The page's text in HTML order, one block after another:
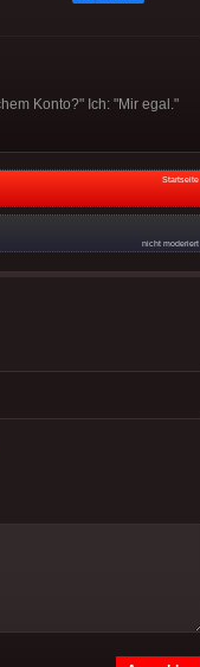
Konto?" Ich: "Mir egal."
Startseite
nicht moderiert